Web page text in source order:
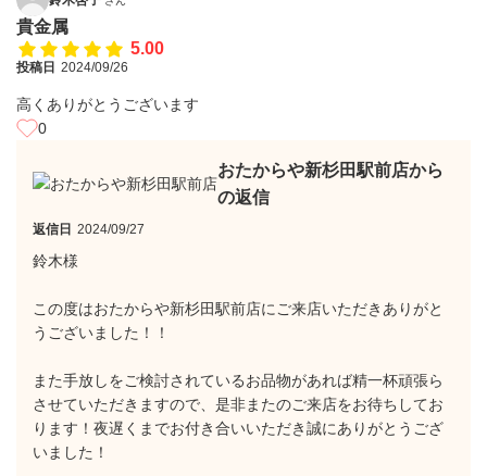
貴金属
5.00
投稿日 2024/09/26
高くありがとうございます
0
おたからや新杉田駅前店から
の返信
返信日 2024/09/27
鈴木様
この度はおたからや新杉田駅前店にご来店いただきありがと
うございました！！
また手放しをご検討されているお品物があれば精一杯頑張ら
させていただきますので、是非またのご来店をお待ちしてお
ります！夜遅くまでお付き合いいただき誠にありがとうござ
いました！